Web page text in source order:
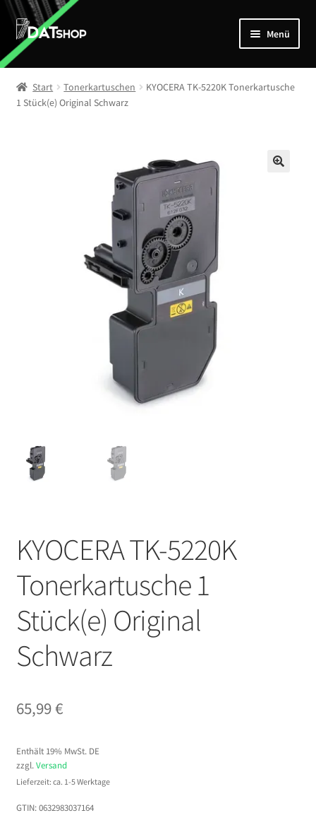
Zur
Navigation
springen
Zum
Inhalt
springen
Menü
Home
Shop
Start Tonerkartuschen
KYOCERA TK-5220K Tonerkartusche
1 Stück(e) Original Schwarz
KYOCERA TK-5220K
Tonerkartusche 1
Stück(e) Original
Schwarz
65,99€
Enthält 19% MwSt. DE
zzgl. Versand
Lieferzeit: ca. 1-5 Werktage
GTIN: 0632983037164